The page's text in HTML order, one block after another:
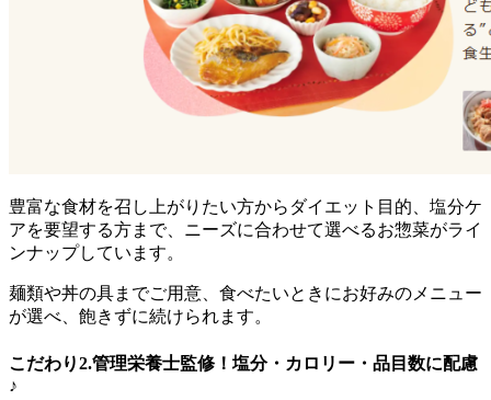
豊富な食材を召し上がりたい方からダイエット目的、塩分ケ
アを要望する方まで、ニーズに合わせて選べるお惣菜がライ
ンナップしています。
麺類や丼の具までご用意、食べたいときにお好みのメニュー
が選べ、飽きずに続けられます。
こだわり2.管理栄養士監修！塩分・カロリー・品目数に配慮
♪